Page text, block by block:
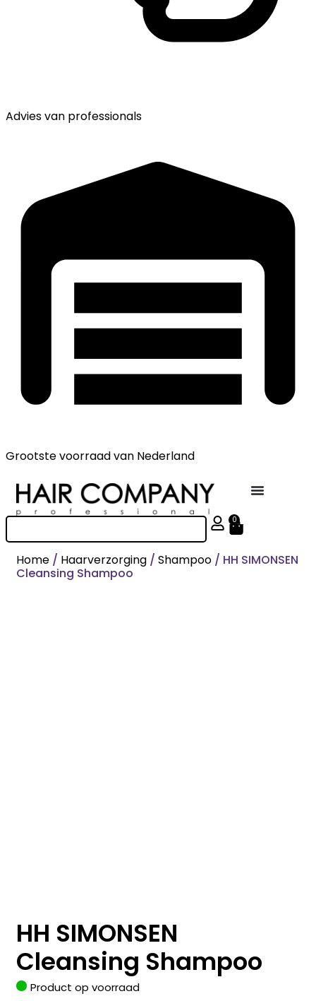
Advies van professionals
Grootste voorraadvan Nederland
0
Home / Haarverzorging / Shampoo / HH SIMONSEN
Cleansing Shampoo
HH SIMONSEN
Cleansing Shampoo
Product op voorraad